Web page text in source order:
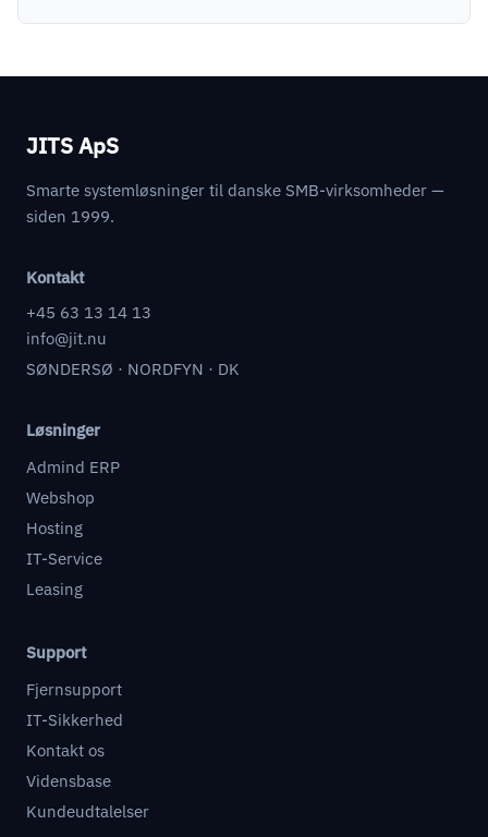
JITS ApS
Smarte systemløsninger til danske SMB-virksomheder —
siden 1999.
Kontakt
+45 63 13 14 13
info@jit.nu
SØNDERSØ · NORDFYN · DK
Løsninger
Admind ERP
Webshop
Hosting
IT-Service
Leasing
Support
Fjernsupport
IT-Sikkerhed
Kontakt os
Vidensbase
Kundeudtalelser